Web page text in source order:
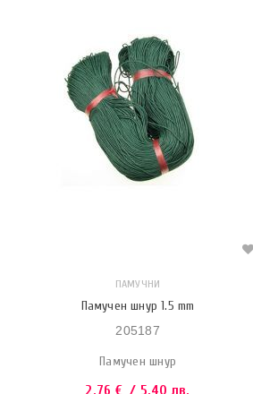
ПАМУЧНИ
Памучен шнур 1.5 mm
205187
Памучен шнур
2.76 € / 5.40 лв.